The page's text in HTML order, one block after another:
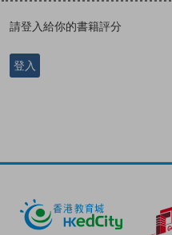
請登入給你的書籍評分
登入